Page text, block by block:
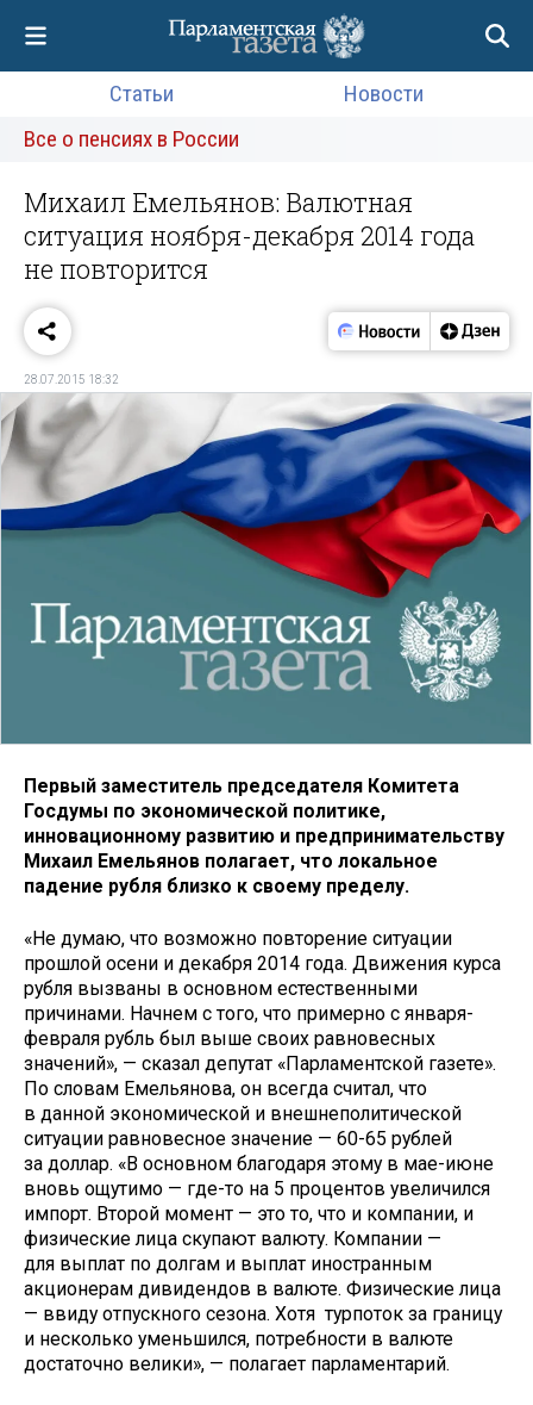
Статьи
Новости
Все о пенсиях в России
Михаил Емельянов: Валютная
ситуация ноября-декабря 2014 года
не повторится
28.07.2015 18:32
Первый заместитель председателя Комитета
Госдумы по экономической политике,
инновационному развитию и предпринимательству
Михаил Емельянов полагает, что локальное
падение рубля близко к своему пределу.
«Не думаю, что возможно повторение ситуации
прошлой осени и декабря 2014 года. Движения курса
рубля вызваны в основном естественными
причинами. Начнем с того, что примерно с января-
февраля рубль был выше своих равновесных
значений», — сказал депутат «Парламентской газете».
По словам Емельянова, он всегда считал, что
в данной экономической и внешнеполитической
ситуации равновесное значение — 60-65 рублей
за доллар. «В основном благодаря этому в мае-июне
вновь ощутимо — где-то на 5 процентов увеличился
импорт. Второй момент — это то, что и компании, и
физические лица скупают валюту. Компании —
для выплат по долгам и выплат иностранным
акционерам дивидендов в валюте. Физические лица
— ввиду отпускного сезона. Хотя турпоток за границу
и несколько уменьшился, потребности в валюте
достаточно велики», — полагает парламентарий.